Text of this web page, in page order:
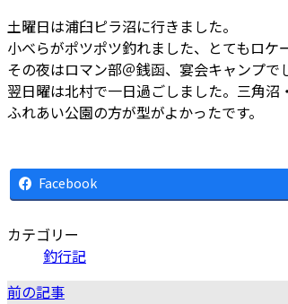
土曜日は浦臼ピラ沼に行きました。
小べらがポツポツ釣れました、とてもロケ
その夜はロマン部＠銭函、宴会キャンプで
翌日曜は北村で一日過ごしました。三角沼
ふれあい公園の方が型がよかったです。
Facebook
カテゴリー
釣行記
前の記事